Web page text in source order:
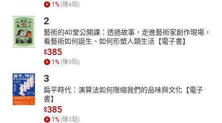
1 % (賺4點)
2
藝術的40堂公開課：透過故事，走進藝術家創作現場，
看藝術如何誕生、如何形塑人類生活【電子書】
$385
1 % (賺3點)
3
扁平時代：演算法如何限縮我們的品味與文化【電子
書】
$385
1 % (賺3點)